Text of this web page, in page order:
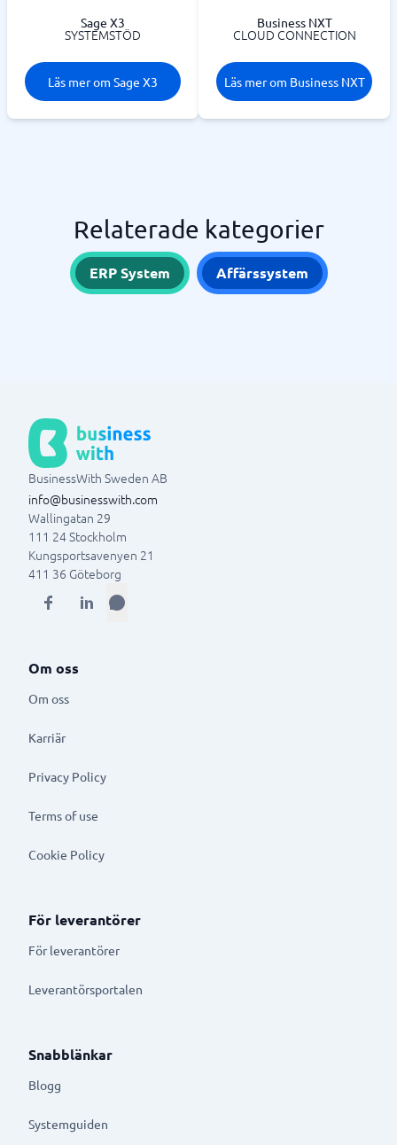
Sage X3
SYSTEMSTÖD
Läs mer om Sage X3
Business NXT
CLOUD CONNECTION
Läs mer om Business NXT
Relaterade kategorier
ERP System Affärssystem
BusinessWith Sweden AB
info@businesswith.com
Wallingatan 29
111 24Stockholm
Kungsportsavenyen 21
411 36 Göteborg
Om oss
Om oss
Karriär
Privacy Policy
Terms of use
Cookie Policy
För leverantörer
För leverantörer
Leverantörsportalen
Snabblänkar
Blogg
Systemguiden